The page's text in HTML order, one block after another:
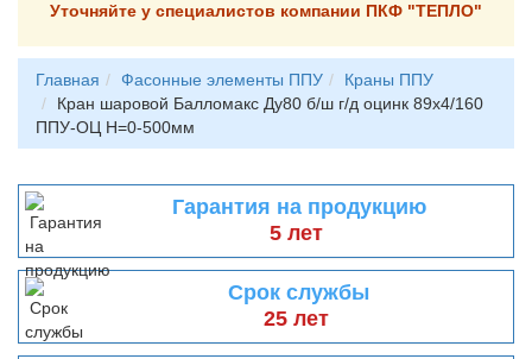
Уточняйте у специалистов компании ПКФ "ТЕПЛО"
Главная Фасонные элементы ППУ
Краны ППУ
Кран шаровой Балломакс Ду80 б/ш г/д оцинк 89х4/160
ППУ-ОЦ H=0-500мм
Гарантия на продукцию
5 лет
Срок службы
25 лет